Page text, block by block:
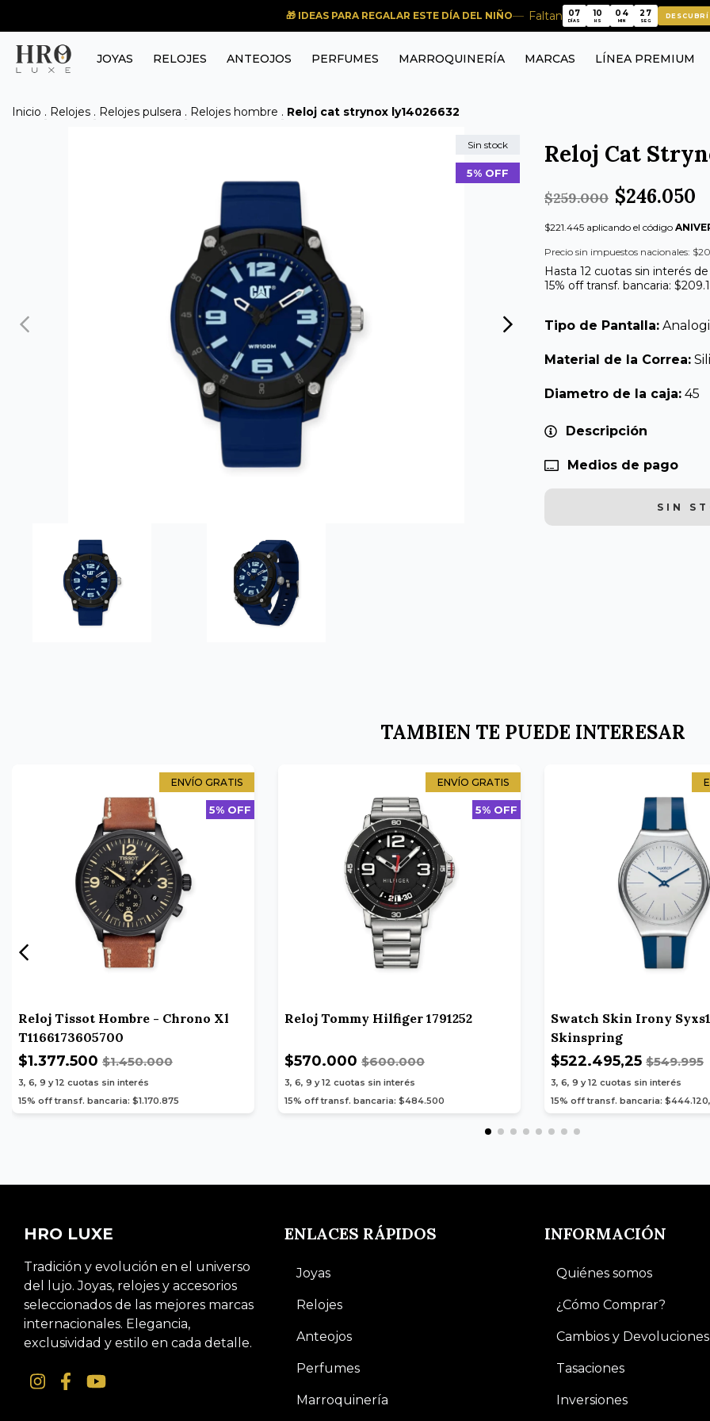
🎁 IDEAS PARA REGALAR ESTE DÍA DEL NIÑO Faltan
07
07
DÍAS
10
10
HS
04
04
MIN
26
26
SEG
DESCUBRÍ
JOYAS RELOJES ANTEOJOS PERFUMES MARROQUINERÍA MARCAS LÍNEA PREMIUM
Inicio . Relojes . Relojes pulsera . Relojes hombre . Reloj cat strynox ly14026632
Sin stock
5% OFF
Reloj Cat
$259.000 $246.050
$221.445 aplicando el código
Precio sin impuestos nacionales:
Hasta 12 cuotas sin interés de
15% off transf. bancaria:
Tipo de Pantalla:
Material de la Correa:
Diametro de la caja: 45
Descripción
Medios de pago
TAMBIEN TE PUEDE INTERESAR
ENVÍO GRATIS
5% OFF
Reloj Tissot Hombre - Chrono Xl
T1166173605700
$1.377.500 $1.450.000
3, 6, 9 y 12 cuotas sin interés
15% off transf. bancaria: $1.170.875
ENVÍO GRATIS
5% OFF
Reloj Tommy Hilfiger 1791252
$570.000 $600.000
3, 6, 9 y 12 cuotas sin interés
15% off transf. bancaria: $484.500
Swatch Skin Irony
Skinspring
$522.495,25 $549.995
3, 6, 9 y 12 cuotas sin interés
15% off transf. bancaria:
HRO LUXE
Tradición y evolución en el universo
del lujo. Joyas, relojes y accesorios
seleccionados de las mejores marcas
internacionales. Elegancia,
exclusividad y estilo en cada detalle.
ENLACES RÁPIDOS
Joyas
Relojes
Anteojos
Perfumes
Marroquinería
INFORMACIÓN
Quiénes somos
¿Cómo Comprar?
Cambios y Devoluciones
Tasaciones
Inversiones